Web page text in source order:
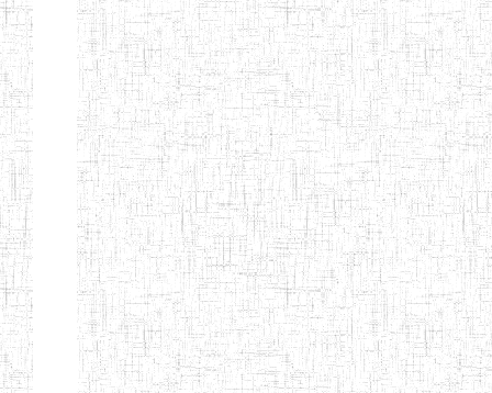
INSTITUTE
CEFED/SPED/TTI
SANTA
17/11/2008 ENIEG
PTTC MBENGWI 06/08/1990 ENIEG
FULL GOSPEL
BTTC MBENGWI
02/10/1998 ENIEG
BAPTIST
TEACHERS
TRAINING
08/08/1983 ENIEG